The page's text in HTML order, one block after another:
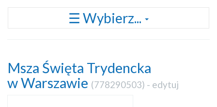
Przełącz
☰ Wybierz...
Msza Święta Trydencka
w Warszawie (778290503) - edytuj